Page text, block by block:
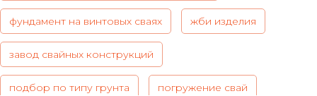
фундамент на винтовых сваях жби изделия
завод свайных конструкций
подбор по типу грунта погружение свай